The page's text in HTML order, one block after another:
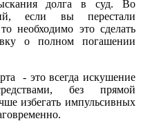
долга в суд. Во
если вы перестали
необходимо это сделать
о полном погашении
- это всегда искушение
без прямой
избегать импульсивных